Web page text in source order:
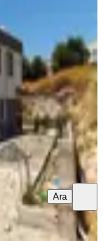
Ara